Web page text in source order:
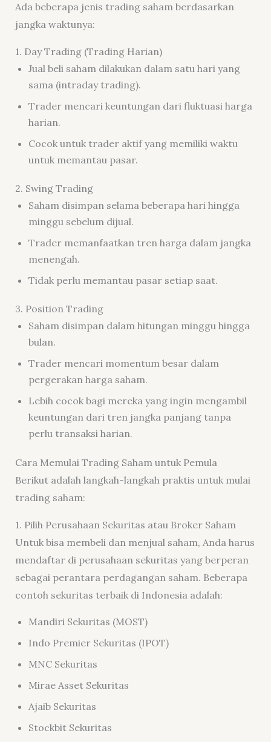
Ada beberapa jenis trading saham berdasarkan
jangka waktunya:
1. Day Trading (Trading Harian)
Jual beli saham dilakukan dalam satu hari yang
sama (intraday trading).
Trader mencari keuntungan dari fluktuasi harga
harian.
Cocok untuk trader aktif yang memiliki waktu
untuk memantau pasar.
2. Swing Trading
Saham disimpan selama beberapa hari hingga
minggu sebelum dijual.
Trader memanfaatkan tren harga dalam jangka
menengah.
Tidak perlu memantau pasar setiap saat.
3. Position Trading
Saham disimpan dalam hitungan minggu hingga
bulan.
Trader mencari momentum besar dalam
pergerakan harga saham.
Lebih cocok bagi mereka yang ingin mengambil
keuntungan dari tren jangka panjang tanpa
perlu transaksi harian.
Cara Memulai Trading Saham untuk Pemula
Berikut adalah langkah-langkah praktis untuk mulai
trading saham:
1. Pilih Perusahaan Sekuritas atau Broker Saham
Untuk bisa membeli dan menjual saham, Anda harus
mendaftar di perusahaan sekuritas yang berperan
sebagai perantara perdagangan saham. Beberapa
contoh sekuritas terbaik di Indonesia adalah:
Mandiri Sekuritas (MOST)
Indo Premier Sekuritas (IPOT)
MNC Sekuritas
Mirae Asset Sekuritas
Ajaib Sekuritas
Stockbit Sekuritas